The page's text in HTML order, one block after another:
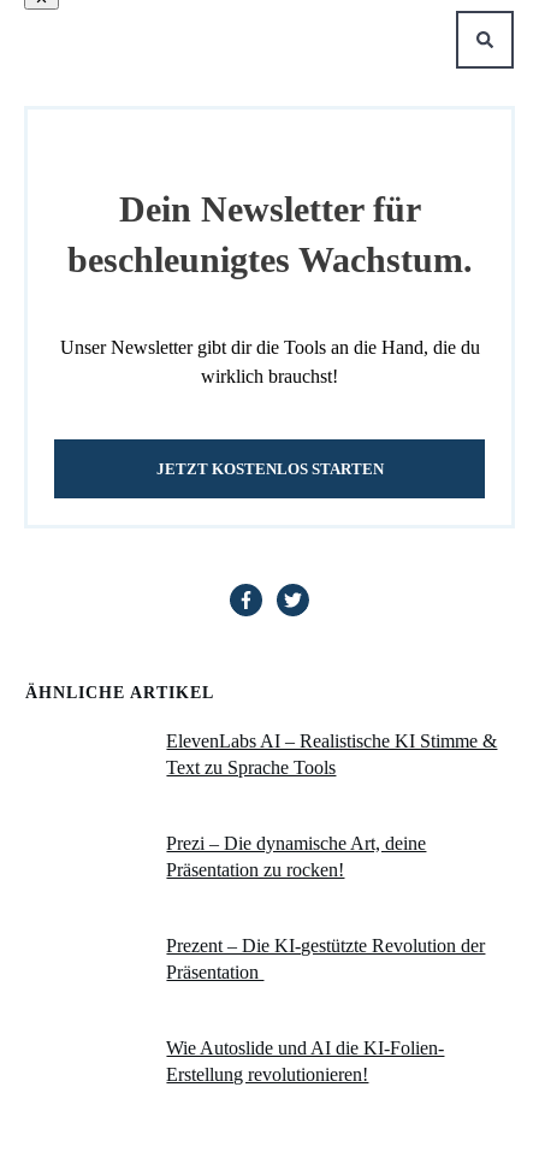
Dein Newsletter für
beschleunigtes Wachstum.
Unser Newsletter gibt dir die Tools an die Hand, die du
wirklich brauchst!
JETZT KOSTENLOS STARTEN
ÄHNLICHE ARTIKEL
ElevenLabs AI – Realistische KI Stimme &
Text zu Sprache Tools
Prezi – Die dynamische Art, deine
Präsentation zu rocken!
Prezent – Die KI-gestützte Revolution der
Präsentation
Wie Autoslide und AI die KI-Folien-
Erstellung revolutionieren!